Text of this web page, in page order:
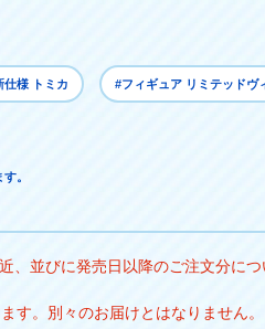
仕様 トミカ #フィギュア リミテッドヴ
。
並びに発売日以降のご注文分に
す。別々のお届けとはなりません。